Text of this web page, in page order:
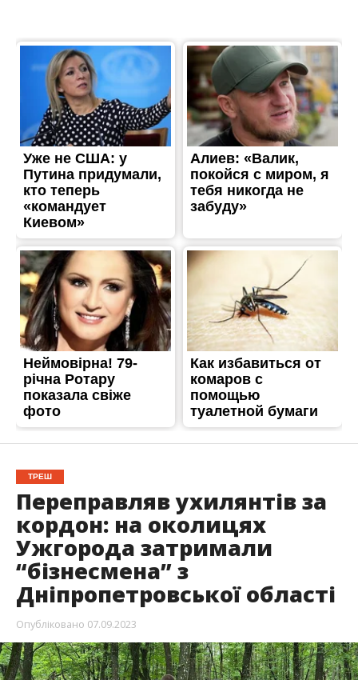
ТРЕШ
Переправляв ухилянтів за
кордон: на околицях
Ужгорода затримали
“бізнесмена” з
Дніпропетровської області
Опубліковано 07.09.2023